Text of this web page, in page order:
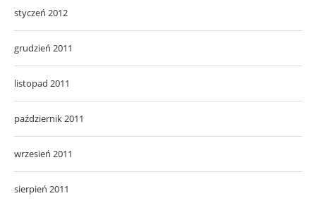
styczeń 2012
grudzień 2011
listopad 2011
październik 2011
wrzesień 2011
sierpień 2011